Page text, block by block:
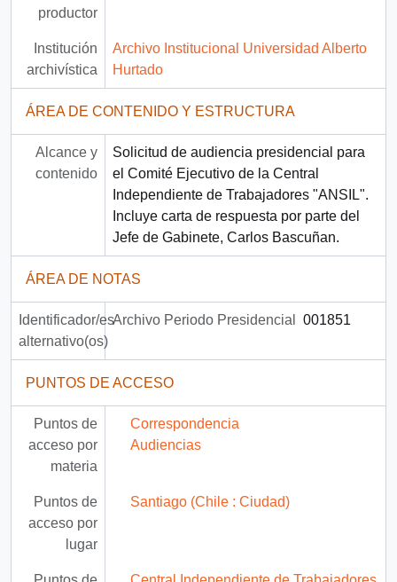
productor
Institución
archivística
Archivo Institucional Universidad Alberto
Hurtado
ÁREA DE CONTENIDO Y ESTRUCTURA
Alcance y
contenido
Solicitud de audiencia presidencial para
el Comité Ejecutivo de la Central
Independiente de Trabajadores "ANSIL".
Incluye carta de respuesta por parte del
Jefe de Gabinete, Carlos Bascuñan.
ÁREA DE NOTAS
Identificador/es
alternativo(os)
Archivo Periodo Presidencial 001851
PUNTOS DE ACCESO
Puntos de
acceso por
materia
Correspondencia
Audiencias
Puntos de
acceso por
lugar
Santiago (Chile : Ciudad)